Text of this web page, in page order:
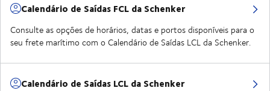
Calendário de Saídas FCL da Schenker
Consulte as opções de horários, datas e portos disponíveis para o
seu frete marítimo com o Calendário de Saídas LCL da Schenker.
Calendário de Saídas LCL da Schenker